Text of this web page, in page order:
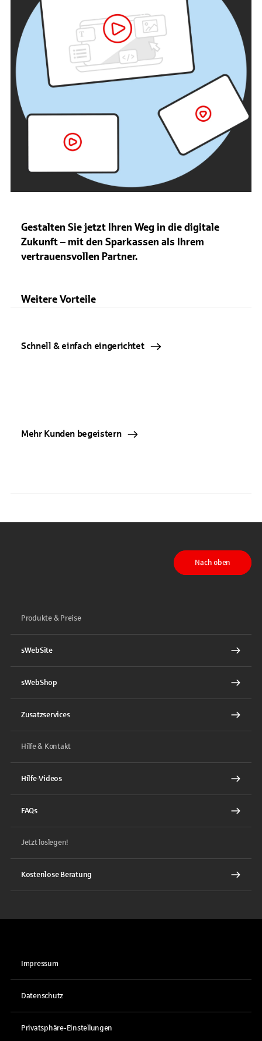
Gestalten Sie jetzt Ihren Weg in die digitale
Zukunft – mit den Sparkassen als Ihrem
vertrauensvollen Partner.
Weitere Vorteile
Schnell & einfach eingerichtet
Mehr Kunden begeistern
Nach oben
Produkte & Preise
sWebSite
sWebShop
Zusatzservices
Hilfe & Kontakt
Hilfe-Videos
FAQs
Jetzt loslegen!
Kostenlose Beratung
Impressum
Datenschutz
Privatsphäre-Einstellungen